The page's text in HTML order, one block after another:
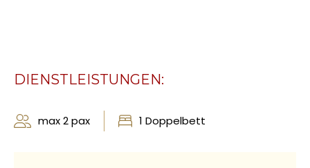
DIENSTLEISTUNGEN:
max 2 pax 1 Doppelbett